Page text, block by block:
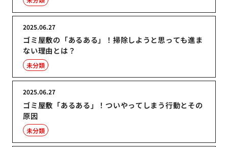
ゴミ屋敷の「あるある」！掃除しようと思っても進ま
ない理由とは？
2025.06.27
未分類
ゴミ屋敷「あるある」！ついやってしまう行動とその
原因
2025.06.27
未分類